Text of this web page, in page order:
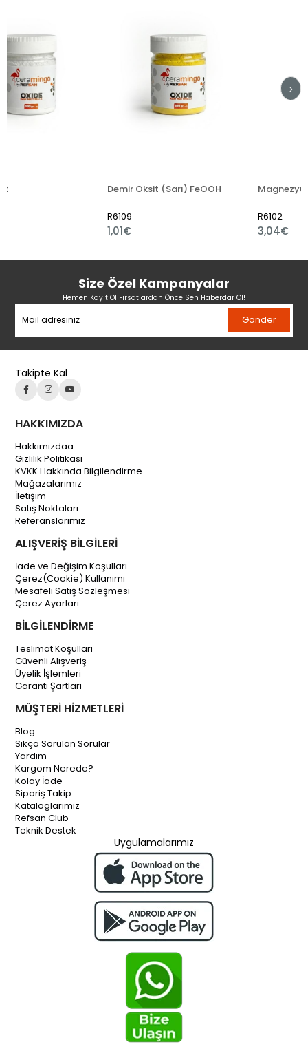
Demir Oksit (Sarı) FeOOH Magnezyum Oksit
Size Özel Kampanyalar
Hemen Kayıt Ol Fırsatlardan Önce Sen Haberdar Ol!
Gönder
Takipte Kal
HAKKIMIZDA
Hakkımızdaa
Gizlilik Politikası
KVKK Hakkında Bilgilendirme
Mağazalarımız
İletişim
Satış Noktaları
Referanslarımız
ALIŞVERİŞ BİLGİLERİ
İade ve Değişim Koşulları
Çerez(Cookie) Kullanımı
Mesafeli Satış Sözleşmesi
Çerez Ayarları
BİLGİLENDİRME
Teslimat Koşulları
Güvenli Alışveriş
Üyelik İşlemleri
Garanti Şartları
MÜŞTERİ HİZMETLERİ
Blog
Sıkça Sorulan Sorular
Yardım
Kargom Nerede?
Kolay İade
Sipariş Takip
Kataloglarımız
Refsan Club
Teknik Destek
Uygulamalarımız